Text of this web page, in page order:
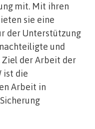
mit. Mit ihren
sie eine
der Unterstützung
und
der Arbeit der
ist die
Arbeit in